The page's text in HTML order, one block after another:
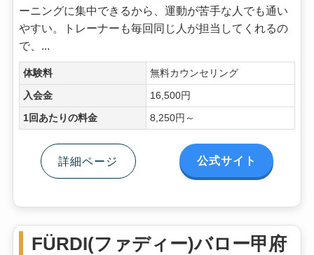
ーニングに集中できるから、運動が苦手な人でも通い
やすい。トレーナーも毎回同じ人が担当してくれるの
で、...
体験料 無料カウンセリング
入会金 16,500円
1回あたりの料金 8,250円～
詳細ページ 公式サイト
FÜRDI(ファディー)バロー甲府